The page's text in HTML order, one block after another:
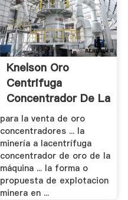
Knelson Oro
Centrifuga
Concentrador De La
Mineria
para la venta de oro
concentradores ... la
minería a lacentrífuga
concentrador de oro de la
máquina ... la forma o
propuesta de explotacion
minera en ...